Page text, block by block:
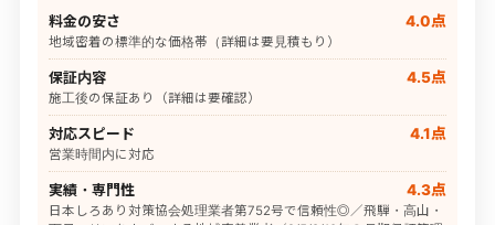
料金の安さ 4.0点
地域密着の標準的な価格帯（詳細は要見積もり）
保証内容 4.5点
施工後の保証あり（詳細は要確認）
対応スピード 4.1点
営業時間内に対応
実績・専門性 4.3点
日本しろあり対策協会処理業者第752号で信頼性◎／飛騨・高山・